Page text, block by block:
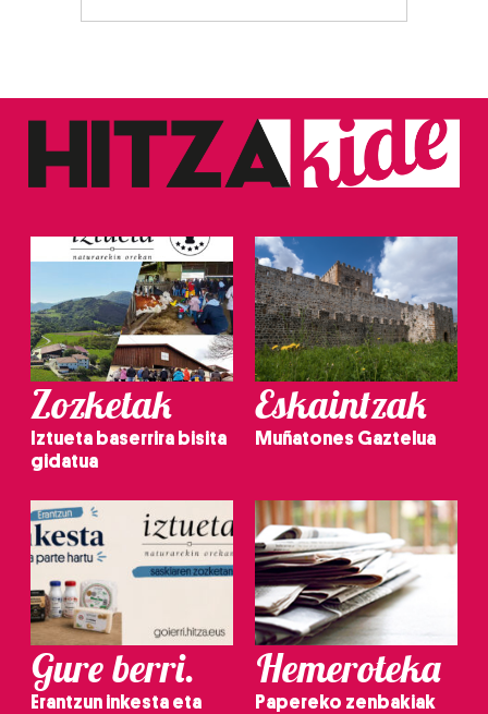
Zozketak
Iztueta baserrira bisita
gidatua
Eskaintzak
Muñatones Gaztelua
Gure berri.
Erantzun inkesta eta
Hemeroteka
Papereko zenbakiak